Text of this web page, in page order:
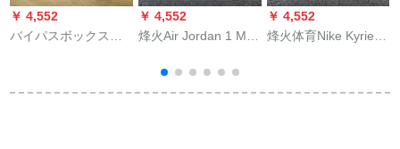
￥ 4,552
バイパスボックスの
す。2男の靴は高いで
￥ 4,552
烽火Air Jordan 1 Mid
しゃんぽん554724
554725-700煙台ZX 2
￥ 4,552
烽火体育Nike Kyrie 5
0103 AQ 2456-003煙